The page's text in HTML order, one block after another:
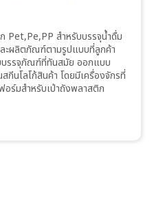
สำหรับบรรจุน้ำดื่ม
ะผลิตภัณฑ์ตามรูปแบบที่ลูกค้า
บรรจุภัณฑ์ที่ทันสมัย ออกแบบ
กีนโลโก้สินค้า โดยมีเครื่องจักรที่
ร์มสำหรับเป่าถังพลาสติก